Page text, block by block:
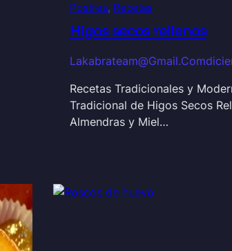
Postres, Recetas
Higos secos rellenos
Lakabrateam@gmail.com
Recetas Tradicionales y
Tradicional de Higos Secos
Almendras y Miel…